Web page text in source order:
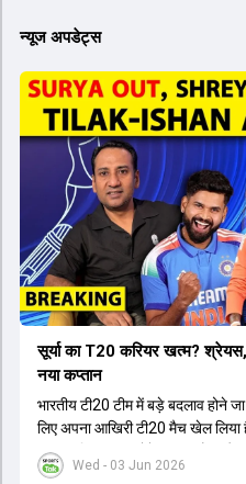
न्यूज अपडेट्स
Wed - 03 Jun 2026
सूर्या का T20 करियर खत्म?
नया कप्तान
भारतीय टी20 टीम में बड़े बदलाव होने
लिए अपना आखिरी टी20 मैच खेल लिया
टीम का हिस्सा नहीं होंगे। आयरलैंड
लिए नए कप्तान की तलाश जारी है।